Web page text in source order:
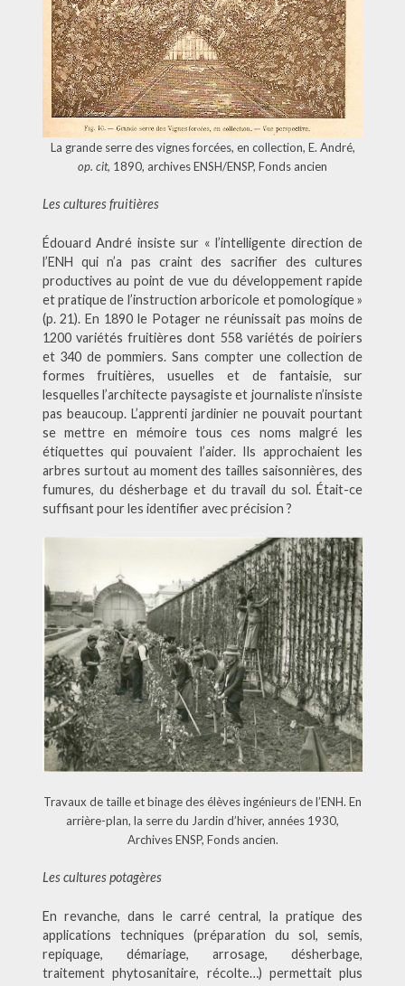
La grande serre des vignes forcées, en collection, E. André,
op. cit, 1890, archives ENSH/ENSP, Fonds ancien
Les cultures fruitières
Édouard André insiste sur « l’intelligente direction de
l’ENH qui n’a pas craint des sacrifier des cultures
productives au point de vue du développement rapide
et pratique de l’instruction arboricole et pomologique »
(p. 21). En 1890 le Potager ne réunissait pas moins de
1200 variétés fruitières dont 558 variétés de poiriers
et 340 de pommiers. Sans compter une collection de
formes fruitières, usuelles et de fantaisie, sur
lesquelles l’architecte paysagiste et journaliste n’insiste
pas beaucoup. L’apprenti jardinier ne pouvait pourtant
se mettre en mémoire tous ces noms malgré les
étiquettes qui pouvaient l’aider. Ils approchaient les
arbres surtout au moment des tailles saisonnières, des
fumures, du désherbage et du travail du sol. Était-ce
suffisant pour les identifier avec précision ?
Travaux de taille et binage des élèves ingénieurs de l’ENH. En
arrière-plan, la serre du Jardin d’hiver, années 1930,
Archives ENSP, Fonds ancien.
Les cultures potagères
En revanche, dans le carré central, la pratique des
applications techniques (préparation du sol, semis,
repiquage, démariage, arrosage, désherbage,
traitement phytosanitaire, récolte…) permettait plus